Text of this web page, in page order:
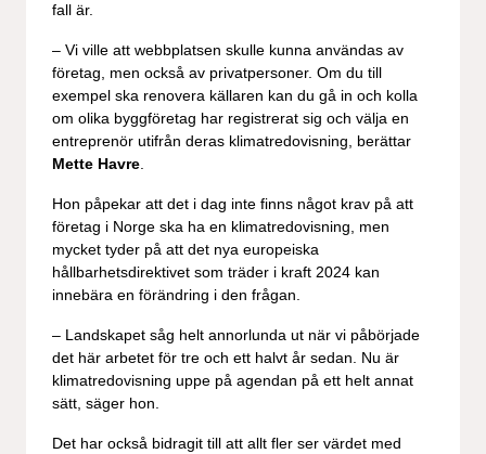
fall är.
– Vi ville att webbplatsen skulle kunna användas av
företag, men också av privatpersoner. Om du till
exempel ska renovera källaren kan du gå in och kolla
om olika byggföretag har registrerat sig och välja en
entreprenör utifrån deras klimatredovisning, berättar
Mette Havre.
Hon påpekar att det i dag inte finns något krav på att
företag i Norge ska ha en klimatredovisning, men
mycket tyder på att det nya europeiska
hållbarhetsdirektivet som träder i kraft 2024 kan
innebära en förändring i den frågan.
– Landskapet såg helt annorlunda ut när vi påbörjade
det här arbetet för tre och ett halvt år sedan. Nu är
klimatredovisning uppe på agendan på ett helt annat
sätt, säger hon.
Det har också bidragit till att allt fler ser värdet med